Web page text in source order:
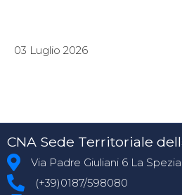
03 Luglio 2026
CNA Sede Territoriale
Via Padre Giuliani 6 La Spezia
(+39)0187/598080